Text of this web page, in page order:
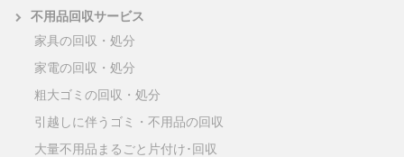
不用品回収サービス
家具の回収・処分
家電の回収・処分
粗大ゴミの回収・処分
引越しに伴うゴミ・不用品の回収
大量不用品まるごと片付け･回収